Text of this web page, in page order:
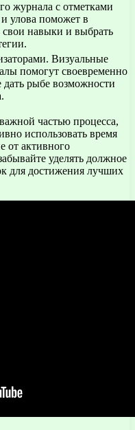
журнала с отметками
улова поможет в
навыки и выбрать
Визуальные
помогут своевременно
дать рыбе возможности
частью процесса,
использовать время
от активного
уделять должное
для достижения лучших